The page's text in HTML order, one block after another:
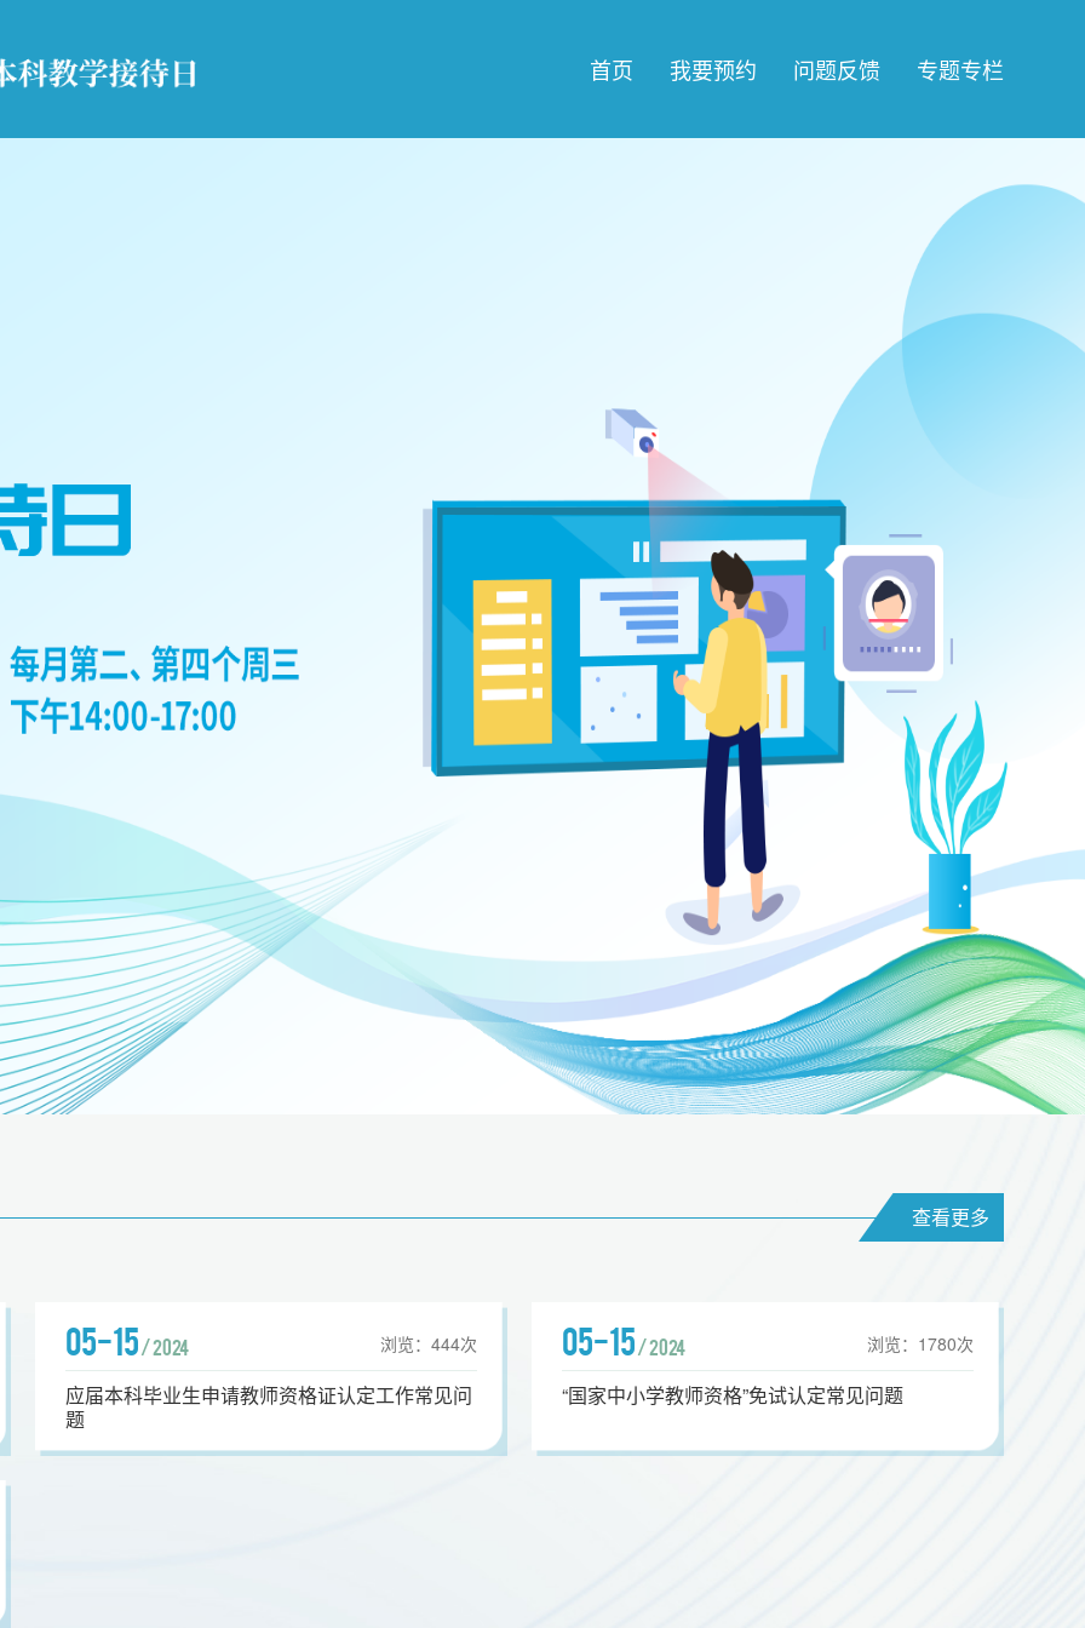
首页 我要预约 问题反馈 专题专栏
查看更多
05-15/ 2024 浏览：444次
应届本科毕业生申请教师资格证认定工作常见问
题
05-15/ 2024 浏览： 1780次
“国家中小学教师资格”免试认定常见问题